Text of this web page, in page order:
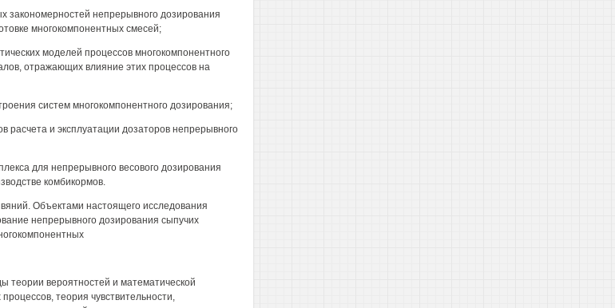
закономерностей непрерывного дозирования
многокомпонентных смесей;
моделей процессов многокомпонентного
отражающих влияние этих процессов на
систем многокомпонентного дозирования;
расчета и эксплуатации дозаторов непрерывного
для непрерывного весового дозирования
комбикормов.
Объектами настоящего исследования
непрерывного дозирования сыпучих
теории вероятностей и математической
теория чувствительности,